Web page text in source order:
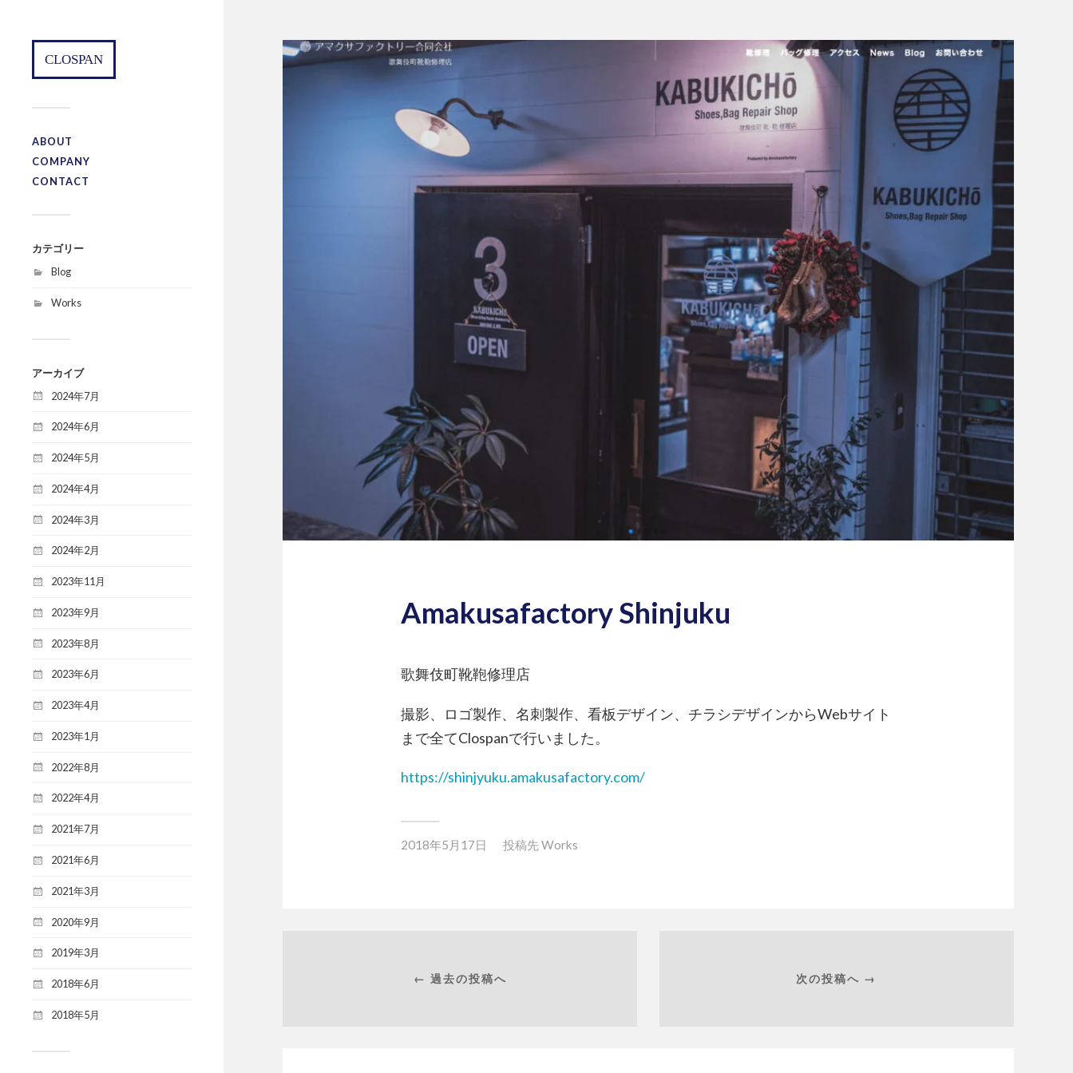
CLOSPAN
ABOUT
COMPANY
CONTACT
カテゴリー
Blog
Works
アーカイブ
2024年7月
2024年6月
2024年5月
2024年4月
2024年3月
2024年2月
2023年11月
2023年9月
2023年8月
2023年6月
2023年4月
2023年1月
2022年8月
2022年4月
2021年7月
2021年6月
2021年3月
2020年9月
2019年3月
2018年6月
2018年5月
Amakusafactory Shinjuku
歌舞伎町靴鞄修理店
撮影、ロゴ製作、名刺製作、看板デザイン、チラシデザインからWebサイト
まで全てClospanで行いました。
https://shinjyuku.amakusafactory.com/
2018年5月17日 投稿先 Works
← 過去の投稿へ 次の投稿へ →